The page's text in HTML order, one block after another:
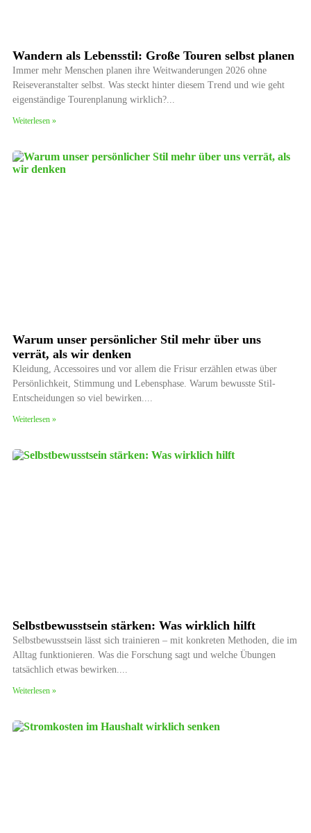
Wandern als Lebensstil: Große Touren selbst planen
Immer mehr Menschen planen ihre Weitwanderungen 2026 ohne
Reiseveranstalter selbst. Was steckt hinter diesem Trend und wie geht
eigenständige Tourenplanung wirklich?
Weiterlesen »
Warum unser persönlicher Stil mehr über uns
verrät, als wir denken
Kleidung, Accessoires und vor allem die Frisur erzählen etwas über
Persönlichkeit, Stimmung und Lebensphase. Warum bewusste Stil-
Entscheidungen so viel bewirken.
Weiterlesen »
Selbstbewusstsein stärken: Was wirklich hilft
Selbstbewusstsein lässt sich trainieren – mit konkreten Methoden, die im
Alltag funktionieren. Was die Forschung sagt und welche Übungen
tatsächlich etwas bewirken.
Weiterlesen »